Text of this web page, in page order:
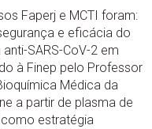
Faperj e MCTI foram:
e eficácia do
SARS-CoV-2 em
à Finep pelo Professor
Médica da
a partir de plasma de
estratégia